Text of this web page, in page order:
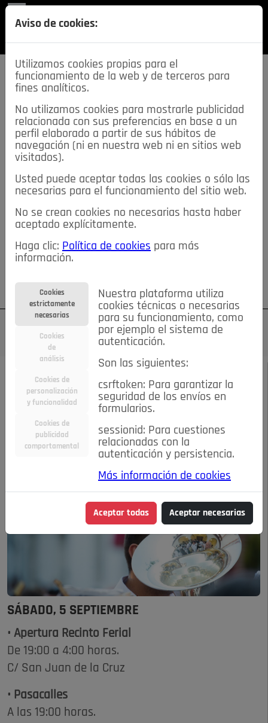
SECCIONES
descarga esta
REVISTA
≡NOTICIAS
NOTICIAS SERVICIOS DE INTERÉS
TABLÓN DE ANUNCIOS MIS ANUNCIOS CONTACTO
NOSOTROS
Su cuenta Regístrese ¿Olvidó su contraseña?
SEPTIEMBRE 2015
Programación de
Fiestas 2015
SÁBADO, 5 SEPTIEMBRE
• Apertura Recinto Ferial
De 19:00 a 4:00 horas.
C/ San Juan de la Cruz
• Pasacalles
A las 19:00 horas.
Aviso de cookies:
Utilizamos cookies propias para el
funcionamiento de la web y de terceros para
fines analíticos.
No utilizamos cookies para mostrarle publicidad
relacionada con sus preferencias en base a un
perfil elaborado a partir de sus hábitos de
navegación (ni en nuestra web ni en sitios web
visitados).
Usted puede aceptar todas las cookies o sólo las
necesarias para el funcionamiento del sitio web.
No se crean cookies no necesarias hasta haber
aceptado explícitamente.
Haga clic: Política de cookies para más
información.
Cookies
estrictamente
necesarias
Cookies
de
análisis
Cookies de
personalización
y funcionalidad
Cookies de
publicidad
comportamental
Nuestra plataforma utiliza
cookies técnicas o necesarias
para su funcionamiento, como
por ejemplo el sistema de
autenticación.
Son las siguientes:
csrftoken: Para garantizar la
seguridad de los envíos en
formularios.
sessionid: Para cuestiones
relacionadas con la
autenticación y persistencia.
Más información de cookies
Aceptar todas Aceptar necesarias